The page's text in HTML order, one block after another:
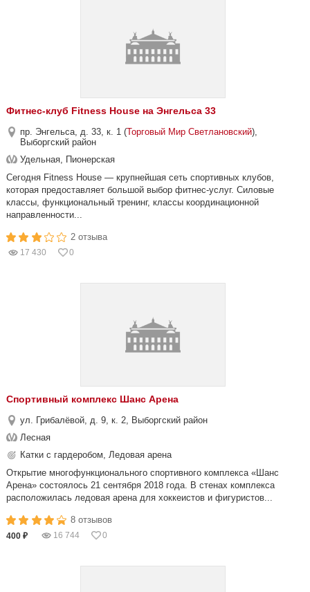
Фитнес-клуб Fitness House на Энгельса 33
пр. Энгельса, д. 33, к. 1 (Торговый Мир Светлановский),
Выборгский район
Удельная, Пионерская
Сегодня Fitness House — крупнейшая сеть спортивных клубов,
которая предоставляет большой выбор фитнес-услуг. Силовые
классы, функциональный тренинг, классы координационной
направленности...
2 отзыва
17 430 0
Спортивный комплекс Шанс Арена
ул. Грибалёвой, д. 9, к. 2, Выборгский район
Лесная
Катки с гардеробом, Ледовая арена
Открытие многофункционального спортивного комплекса «Шанс
Арена» состоялось 21 сентября 2018 года. В стенах комплекса
расположилась ледовая арена для хоккеистов и фигуристов...
8 отзывов
400 ₽ 16 744 0